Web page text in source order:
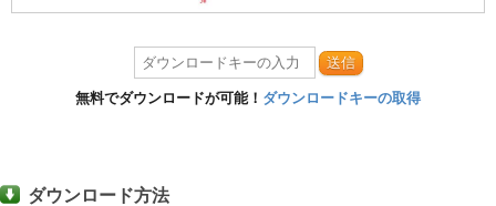
送信
無料でダウンロードが可能！ ダウンロードキーの取得
ダウンロード方法